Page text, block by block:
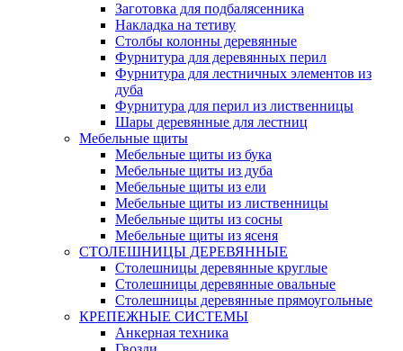
Заготовка для подбалясенника
Накладка на тетиву
Столбы колонны деревянные
Фурнитура для деревянных перил
Фурнитура для лестничных элементов из
дуба
Фурнитура для перил из лиственницы
Шары деревянные для лестниц
Мебельные щиты
Мебельные щиты из бука
Мебельные щиты из дуба
Мебельные щиты из ели
Мебельные щиты из лиственницы
Мебельные щиты из сосны
Мебельные щиты из ясеня
СТОЛЕШНИЦЫ ДЕРЕВЯННЫЕ
Столешницы деревянные круглые
Столешницы деревянные овальные
Столешницы деревянные прямоугольные
КРЕПЕЖНЫЕ СИСТЕМЫ
Анкерная техника